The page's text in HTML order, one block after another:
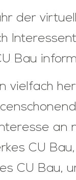
der
Bau
vielfach
an
CU
CU Bau,